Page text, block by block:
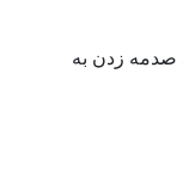
صدمه زدن به